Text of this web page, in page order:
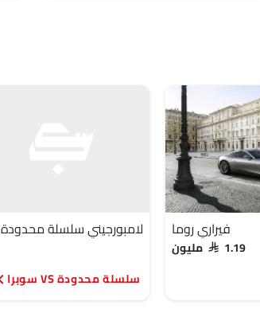
فيراري روما
SAR 1.19 مليون
لامبورجيني سلسلة محدودة
سلسلة محدودة VS سوبرا